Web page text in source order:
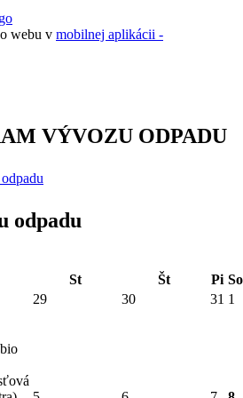
webu v mobilnej aplikácii -
VÝVOZU ODPADU
odpadu
St Št Pi So
29 30 31 1